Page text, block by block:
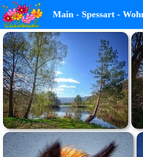
Main - Spessart -